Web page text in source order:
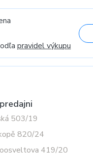
pravidel výkupu
503/19
820/24
419/20